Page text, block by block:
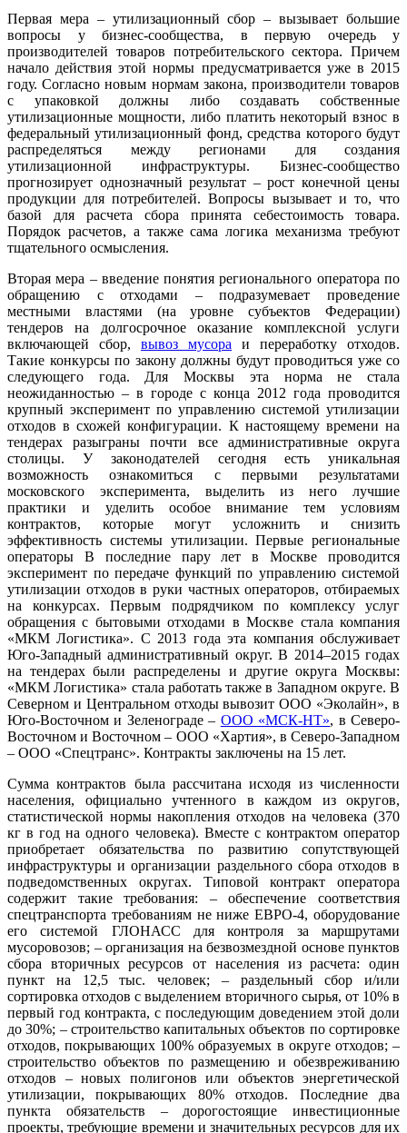
Первая мера – утилизационный сбор – вызывает большие
вопросы у бизнес-сообщества, в первую очередь у
производителей товаров потребительского сектора. Причем
начало действия этой нормы предусматривается уже в 2015
году. Согласно новым нормам закона, производители товаров
с упаковкой должны либо создавать собственные
утилизационные мощности, либо платить некоторый взнос в
федеральный утилизационный фонд, средства которого будут
распределяться между регионами для создания
утилизационной инфраструктуры. Бизнес-сообщество
прогнозирует однозначный результат – рост конечной цены
продукции для потребителей. Вопросы вызывает и то, что
базой для расчета сбора принята себестоимость товара.
Порядок расчетов, а также сама логика механизма требуют
тщательного осмысления.
Вторая мера – введение понятия регионального оператора по
обращению с отходами – подразумевает проведение
местными властями (на уровне субъектов Федерации)
тендеров на долгосрочное оказание комплексной услуги
включающей сбор, вывоз мусора и переработку отходов.
Такие конкурсы по закону должны будут проводиться уже со
следующего года. Для Москвы эта норма не стала
неожиданностью – в городе с конца 2012 года проводится
крупный эксперимент по управлению системой утилизации
отходов в схожей конфигурации. К настоящему времени на
тендерах разыграны почти все административные округа
столицы. У законодателей сегодня есть уникальная
возможность ознакомиться с первыми результатами
московского эксперимента, выделить из него лучшие
практики и уделить особое внимание тем условиям
контрактов, которые могут усложнить и снизить
эффективность системы утилизации. Первые региональные
операторы В последние пару лет в Москве проводится
эксперимент по передаче функций по управлению системой
утилизации отходов в руки частных операторов, отбираемых
на конкурсах. Первым подрядчиком по комплексу услуг
обращения с бытовыми отходами в Москве стала компания
«МКМ Логистика». С 2013 года эта компания обслуживает
Юго-Западный административный округ. В 2014–2015 годах
на тендерах были распределены и другие округа Москвы:
«МКМ Логистика» стала работать также в Западном округе. В
Северном и Центральном отходы вывозит ООО «Эколайн», в
Юго-Восточном и Зеленограде – ООО «МСК-НТ», в Северо-
Восточном и Восточном – ООО «Хартия», в Северо-Западном
– ООО «Спецтранс». Контракты заключены на 15 лет.
Сумма контрактов была рассчитана исходя из численности
населения, официально учтенного в каждом из округов,
статистической нормы накопления отходов на человека (370
кг в год на одного человека). Вместе с контрактом оператор
приобретает обязательства по развитию сопутствующей
инфраструктуры и организации раздельного сбора отходов в
подведомственных округах. Типовой контракт оператора
содержит такие требования: – обеспечение соответствия
спецтранспорта требованиям не ниже ЕВРО-4, оборудование
его системой ГЛОНАСС для контроля за маршрутами
мусоровозов; – организация на безвозмездной основе пунктов
сбора вторичных ресурсов от населения из расчета: один
пункт на 12,5 тыс. человек; – раздельный сбор и/или
сортировка отходов с выделением вторичного сырья, от 10% в
первый год контракта, с последующим доведением этой доли
до 30%; – строительство капитальных объектов по сортировке
отходов, покрывающих 100% образуемых в округе отходов; –
строительство объектов по размещению и обезвреживанию
отходов – новых полигонов или объектов энергетической
утилизации, покрывающих 80% отходов. Последние два
пункта обязательств – дорогостоящие инвестиционные
проекты, требующие времени и значительных ресурсов для их